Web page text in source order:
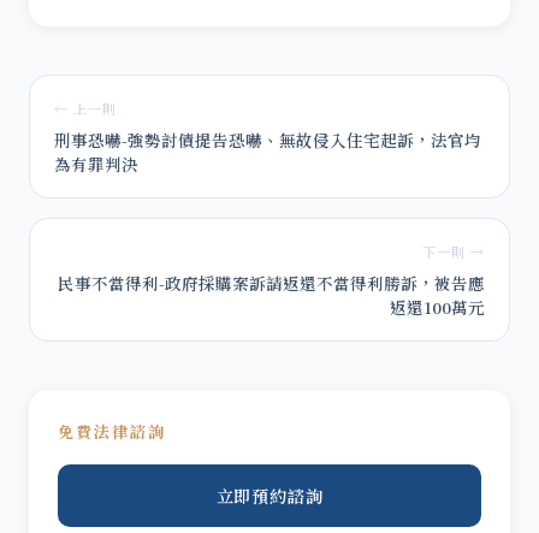
← 上一則
刑事恐嚇-強勢討債提告恐嚇、無故侵入住宅起訴，法官均
為有罪判決
下一則 →
民事不當得利-政府採購案訴請返還不當得利勝訴，被告應
返還100萬元
免費法律諮詢
立即預約諮詢